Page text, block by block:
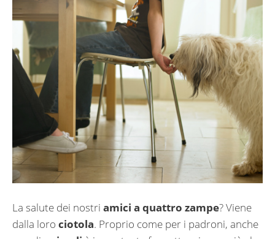
La salute dei nostri amici a quattro zampe? Viene
dalla loro ciotola. Proprio come per i padroni, anche